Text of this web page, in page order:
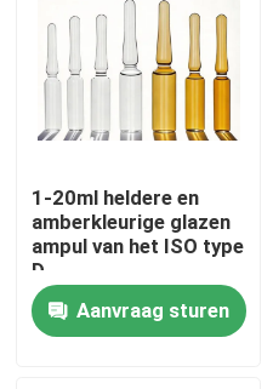
Over ons
Fabriekstocht
Kwaliteitscontrole
Neem contact met ons op
1-20ml heldere en
amberkleurige glazen
ampul van het ISO type
D
Aanvraag sturen